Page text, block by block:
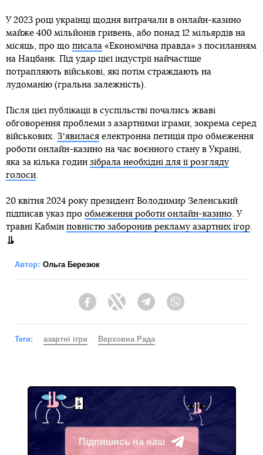
У 2023 році українці щодня витрачали в онлайн-казино
майже 400 мільйонів гривень, або понад 12 мільярдів на
місяць, про що писала «Економічна правда» з посиланням
на Нацбанк. Під удар цієї індустрії найчастіше
потрапляють військові, які потім страждають на
лудоманію (гральна залежність).
Після цієї публікації в суспільстві почались жваві
обговорення проблеми з азартними іграми, зокрема серед
військових. Зʼявилася електронна петиція про обмеження
роботи онлайн-казино на час воєнного стану в Україні,
яка за кілька годин зібрала необхідні для її розгляду
голоси.
20 квітня 2024 року президент Володимир Зеленський
підписав указ про обмеження роботи онлайн-казино. У
травні Кабмін повністю заборонив рекламу азартних ігор.
Автор: Ольга Березюк
FacebookTwitter Telegram
Теги: азартні ігри Верховна Рада
Підпишись на наш
Telegram